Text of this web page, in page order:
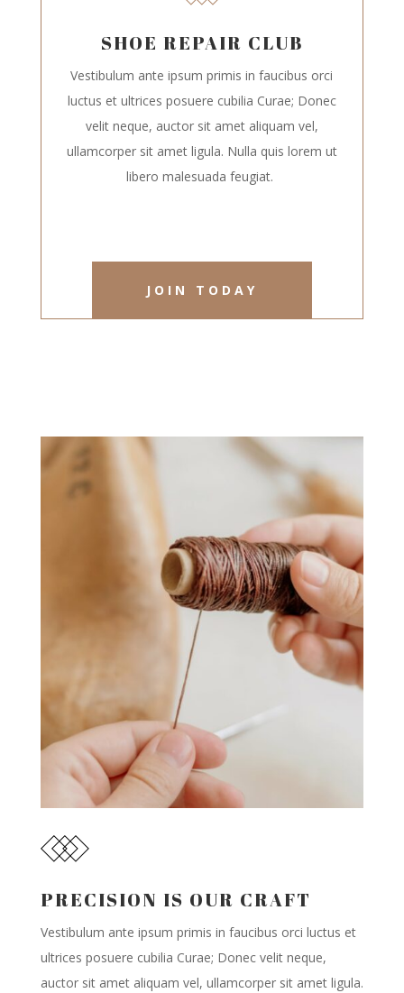
SHOE REPAIR CLUB
Vestibulum ante ipsum primis in faucibus orci
luctus et ultrices posuere cubilia Curae; Donec
velit neque, auctor sit amet aliquam vel,
ullamcorper sit amet ligula. Nulla quis lorem ut
libero malesuada feugiat.
JOIN TODAY
PRECISION IS OUR CRAFT
Vestibulum ante ipsum primis in faucibus orci luctus et
ultrices posuere cubilia Curae; Donec velit neque,
auctor sit amet aliquam vel, ullamcorper sit amet ligula.